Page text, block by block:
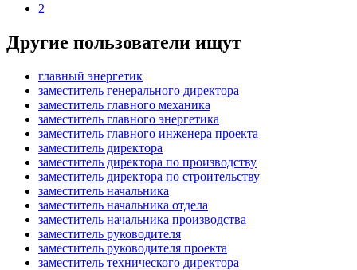
2
Другие пользователи ищут
главный энергетик
заместитель генерального директора
заместитель главного механика
заместитель главного энергетика
заместитель главного инженера проекта
заместитель директора
заместитель директора по производству
заместитель директора по строительству
заместитель начальника
заместитель начальника отдела
заместитель начальника производства
заместитель руководителя
заместитель руководителя проекта
заместитель технического директора